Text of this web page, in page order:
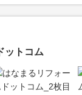
ットコム